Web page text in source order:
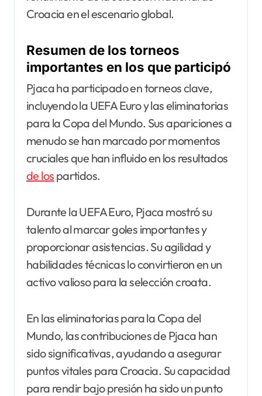
Croacia en el escenario global.
Resumen de los torneos
importantes en los que participó
Pjaca ha participado en torneos clave,
incluyendo la UEFA Euro y las eliminatorias
para la Copa del Mundo. Sus apariciones a
menudo se han marcado por momentos
cruciales que han influido en los resultados
de los partidos.
Durante la UEFA Euro, Pjaca mostró su
talento al marcar goles importantes y
proporcionar asistencias. Su agilidad y
habilidades técnicas lo convirtieron en un
activo valioso para la selección croata.
En las eliminatorias para la Copa del
Mundo, las contribuciones de Pjaca han
sido significativas, ayudando a asegurar
puntos vitales para Croacia. Su capacidad
para rendir bajo presión ha sido un punto